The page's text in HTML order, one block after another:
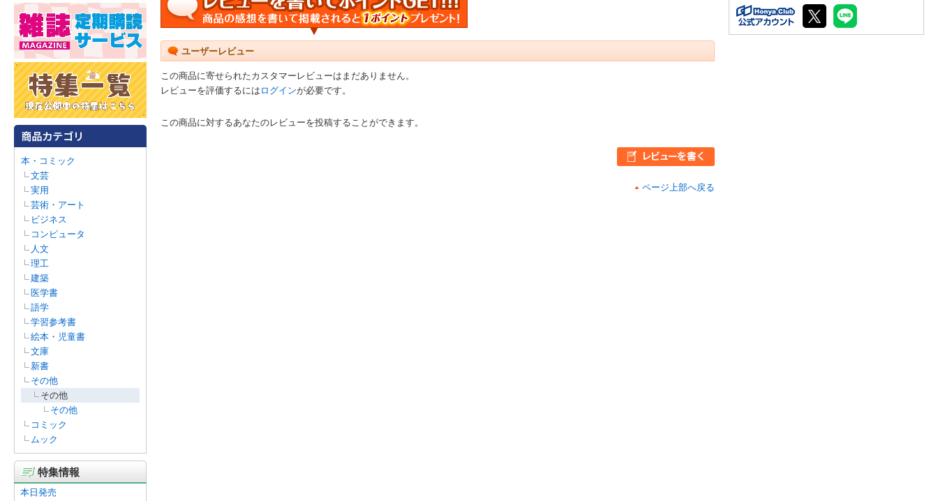
本・コミック
文芸
実用
芸術・アート
ビジネス
コンピュータ
人文
理工
建築
医学書
語学
学習参考書
絵本・児童書
文庫
新書
その他
その他
その他
コミック
ムック
特集情報
本日発売
ユーザーレビュー
この商品に寄せられたカスタマーレビューはまだありません。
レビューを評価するには ログインが必要です。
この商品に対するあなたのレビューを投稿することができます。
ページ上部へ戻る